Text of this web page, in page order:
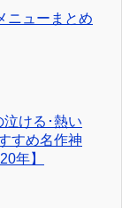
ニューまとめ
泣ける･熱い
すめ名作神
年】